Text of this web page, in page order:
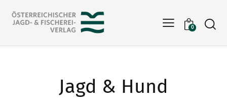
0
Jagd & Hund